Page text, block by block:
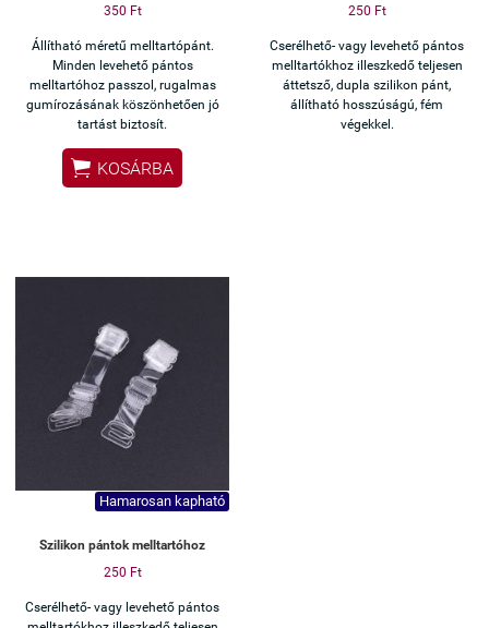
350 Ft
Állítható méretű melltartópánt.
Minden levehető pántos
melltartóhoz passzol, rugalmas
gumírozásának köszönhetően jó
tartást biztosít.
 KOSÁRBA
250 Ft
Cserélhető- vagy levehető pántos
melltartókhoz illeszkedő teljesen
áttetsző, dupla szilikon pánt,
állítható hosszúságú, fém
végekkel.
Hamarosan kapható
Szilikon pántok melltartóhoz
250 Ft
Cserélhető- vagy levehető pántos